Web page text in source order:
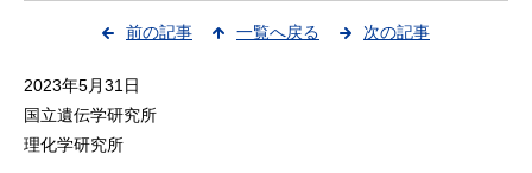
前の記事 一覧へ戻る 次の記事
2023年5月31日
国立遺伝学研究所
理化学研究所